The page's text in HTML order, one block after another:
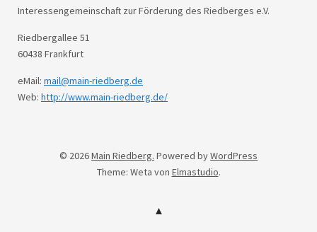
Interessengemeinschaft zur Förderung des Riedberges e.V.
Riedbergallee 51
60438 Frankfurt
eMail: mail@main-riedberg.de
Web: http://www.main-riedberg.de/
© 2026Main Riedberg. Powered byWordPress
Theme: Weta von Elmastudio.